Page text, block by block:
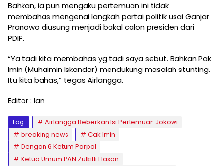
Bahkan, ia pun mengaku pertemuan ini tidak
membahas mengenai langkah partai politik usai Ganjar
Pranowo diusung menjadi bakal calon presiden dari
PDIP.
“Ya tadi kita membahas yg tadi saya sebut. Bahkan Pak
Imin (Muhaimin Iskandar) mendukung masalah stunting.
Itu kita bahas,” tegas Airlangga.
Editor : Ian
Tag:
Airlangga Beberkan Isi Pertemuan Jokowi
breaking news
Cak Imin
Dengan 6 Ketum Parpol
Ketua Umum PAN Zulkifli Hasan